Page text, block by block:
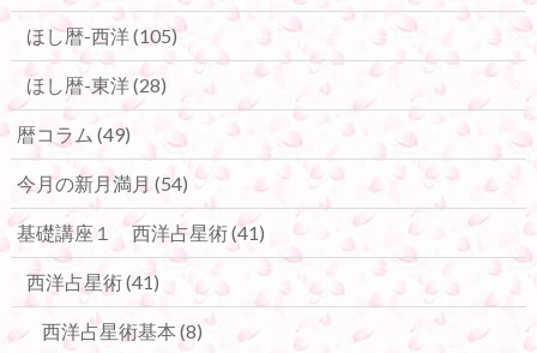
ほし暦-西洋(105)
ほし暦-東洋(28)
暦コラム (49)
今月の新月満月 (54)
基礎講座１ 西洋占星術(41)
西洋占星術(41)
西洋占星術基本 (8)